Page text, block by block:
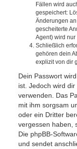
Fällen wird
gespeichert:
Änderungen
gescheiterte
Agent) wird nur
Schließlich
gehören dein
explizit von dir
Dein Passwort
ist. Jedoch wird
verwenden. Das
mit ihm sorgsam
oder ein Dritter
vergessen haben,
Die phpBB-
und sendet